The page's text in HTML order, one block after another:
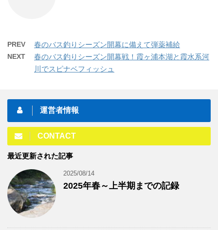
PREV 春のバス釣りシーズン開幕に備えて弾薬補給
NEXT
春のバス釣りシーズン開幕戦！霞ヶ浦本湖と霞水系河
川でスピナベフィッシュ
運営者情報
CONTACT
最近更新された記事
2025/08/14
2025年春～上半期までの記録